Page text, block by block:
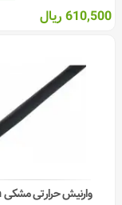
610,500 ریال
وارنیش حرارتی مشکی 1.5mm